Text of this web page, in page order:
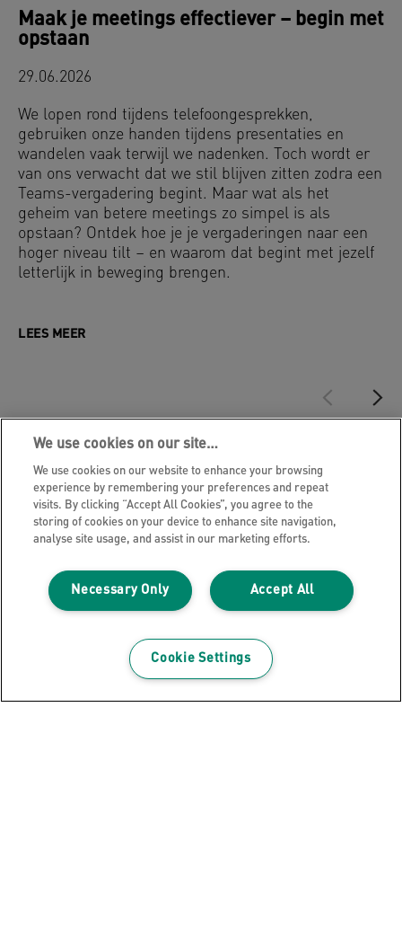
Maak je meetings effectiever – begin met
opstaan
29.06.2026
We lopen rond tijdens telefoongesprekken,
gebruiken onze handen tijdens presentaties en
wandelen vaak terwijl we nadenken. Toch wordt er
van ons verwacht dat we stil blijven zitten zodra een
Teams-vergadering begint. Maar wat als het
geheim van betere meetings zo simpel is als
opstaan? Ontdek hoe je je vergaderingen naar een
hoger niveau tilt – en waarom dat begint met jezelf
letterlijk in beweging brengen.
LEES MEER
Ontvang de nieuwsbrief!
We use cookies on our site…
We use cookies on our website to enhance your browsing
experience by remembering your preferences and repeat
visits. By clicking “Accept All Cookies”, you agree to the
storing of cookies on your device to enhance site navigation,
analyse site usage, and assist in our marketing efforts.
Accept All
Necessary Only
Cookie Settings